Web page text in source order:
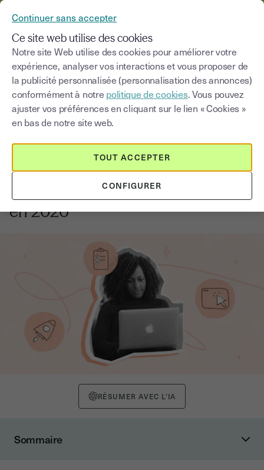
Blog
Choisir une catégorie Saisissez un terme
Les 50 meilleurs outils marketing
pour développer votre entreprise
en 2026
RÉSUMER AVEC L'IA
Sommaire
Continuer sans accepter
Ce site web utilise des cookies
Notre site Web utilise des cookies pour améliorer votre
expérience, analyser vos interactions et vous proposer de
la publicité personnalisée (personnalisation des annonces)
conformément à notre politique de cookies. Vous pouvez
ajuster vos préférences en cliquant sur le lien « Cookies »
en bas de notre site web.
CONFIGURER
TOUT ACCEPTER